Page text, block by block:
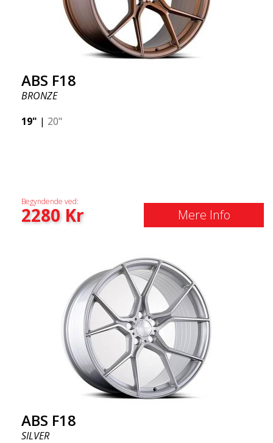
ABS F18
BRONZE
19" | 20"
Begyndende ved:
2280Kr Mere Info
ABS F18
SILVER